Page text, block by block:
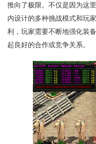
推向了极限。不仅是因为这
内设计的多种挑战模式和玩
利，玩家需要不断地强化装
起良好的合作或竞争关系。